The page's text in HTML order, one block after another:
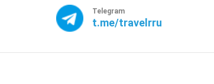
Telegram
t.me/travelrru